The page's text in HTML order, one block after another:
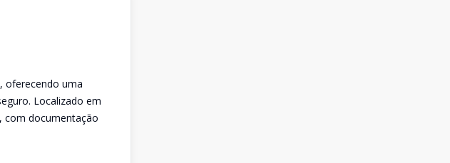
oferecendo uma
Localizado em
com documentação